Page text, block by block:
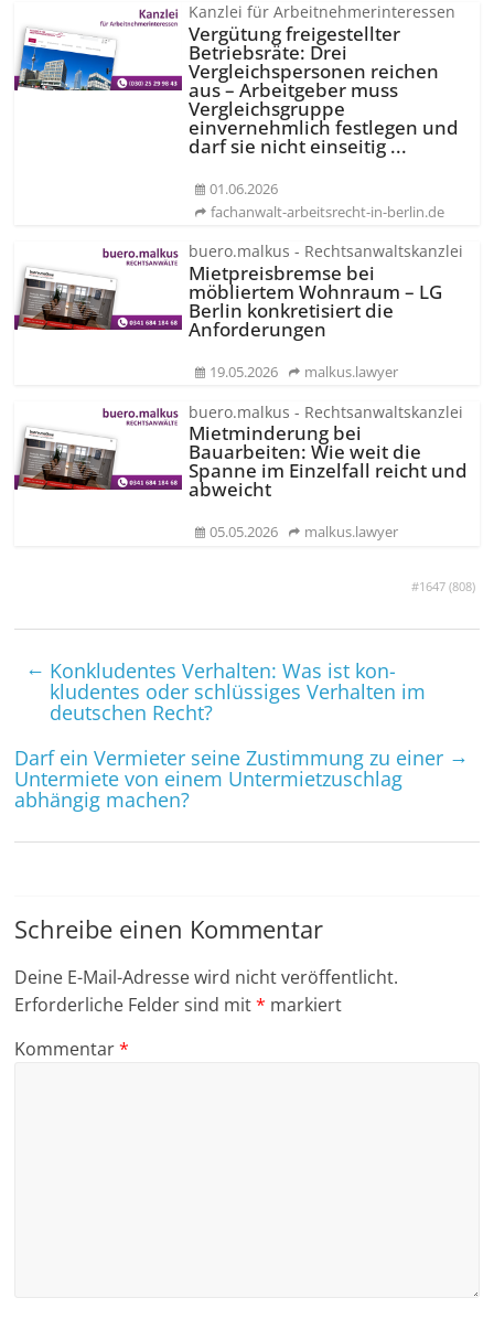
#1647 (808)
Kanzlei für Arbeitnehmerinteressen
Vergütung freigestellter
Betriebsräte: Drei
Vergleichspersonen reichen
aus – Arbeitgeber muss
Vergleichsgruppe
einvernehmlich festlegen und
darf sie nicht einseitig ...
01.06.2026
fachanwalt-arbeitsrecht-in-berlin.de
buero.malkus - Rechtsanwaltskanzlei
Mietpreisbremse bei
möbliertem Wohnraum – LG
Berlin konkretisiert die
Anforderungen
19.05.2026 malkus.lawyer
buero.malkus - Rechtsanwaltskanzlei
Mietminderung bei
Bauarbeiten: Wie weit die
Spanne im Einzelfall reicht und
abweicht
05.05.2026 malkus.lawyer
← Konkludentes Verhalten: Was ist kon­
kludentes oder schlüs­siges Verhalten im
deutschen Recht?
Darf ein Vermieter seine Zustimmung zu einer
Untermiete von einem Unter­miet­zuschlag
abhängig machen?
→
Schreibe einen Kommentar
Deine E-Mail-Adresse wird nicht veröffentlicht.
Erforderliche Felder sind mit* markiert
Kommentar*